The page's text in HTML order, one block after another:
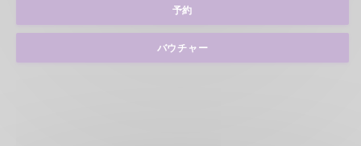
予約
バウチャー